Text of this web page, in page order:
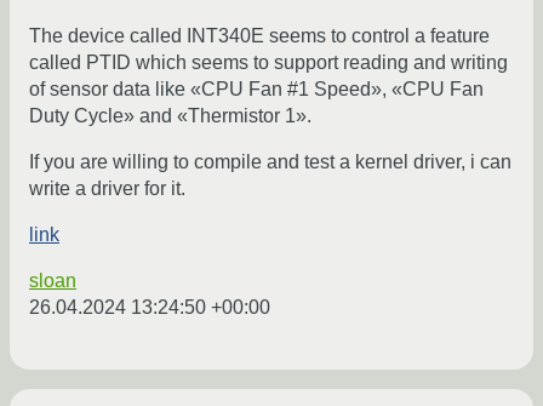
The device called INT340E seems to control a feature
called PTID which seems to support reading and writing
of sensor data like «CPU Fan #1 Speed», «CPU Fan
Duty Cycle» and «Thermistor 1».
If you are willing to compile and test a kernel driver, i can
write a driver for it.
link
sloan
26.04.2024 13:24:50 +00:00